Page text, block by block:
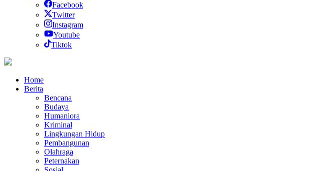
Facebook
Twitter
Instagram
Youtube
Tiktok
Home
Berita
Bencana
Budaya
Humaniora
Kriminal
Lingkungan Hidup
Pembangunan
Olahraga
Peternakan